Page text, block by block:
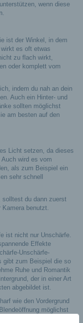
wenn diese
ist der Winkel, in dem
es oft etwas
zu flach wirkt,
oder komplett vom
indem du nah an dein
Auch ein Hinter- und
sollten möglichst
am besten auf den
Licht setzen, da dieses
wird es vom
als zum Beispiel ein
sehr schnell
solltest du dann zuerst
benutzt.
ist nicht nur Unschärfe.
Effekte
Unschärfe-
gibt zum Beispiel die so
Ruhe und Romantik
der in einer Art
abgebildet ist.
wie den Vordergrund
möglichst